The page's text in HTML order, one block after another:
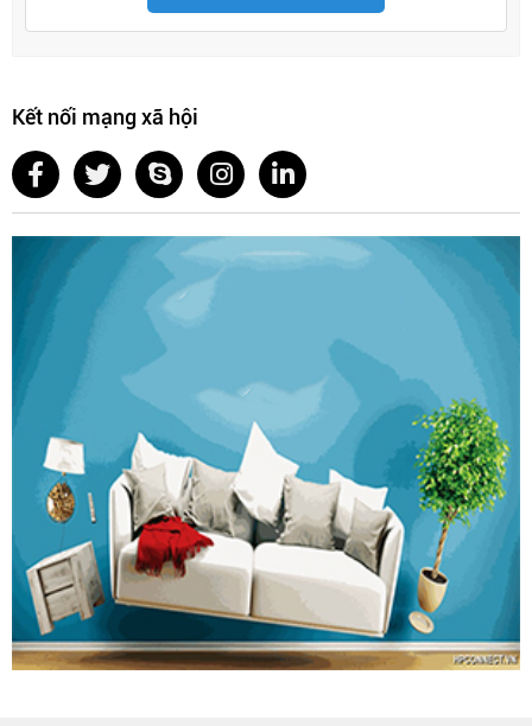
Kết nối mạng xã hội